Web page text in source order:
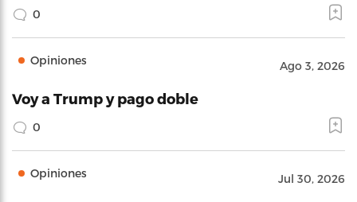
0
Opiniones Ago 3, 2026
Voy a Trump y pago doble
0
Opiniones Jul 30, 2026